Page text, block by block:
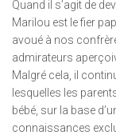
Quand il s’agit de
Marilou est le fier
avoué à nos
admirateurs
Malgré cela, il
lesquelles les
bébé, sur la base
connaissances